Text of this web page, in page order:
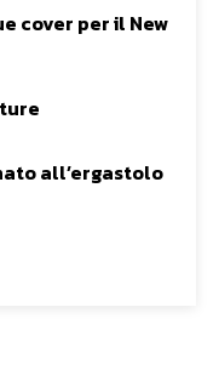
cover per il New
all’ergastolo